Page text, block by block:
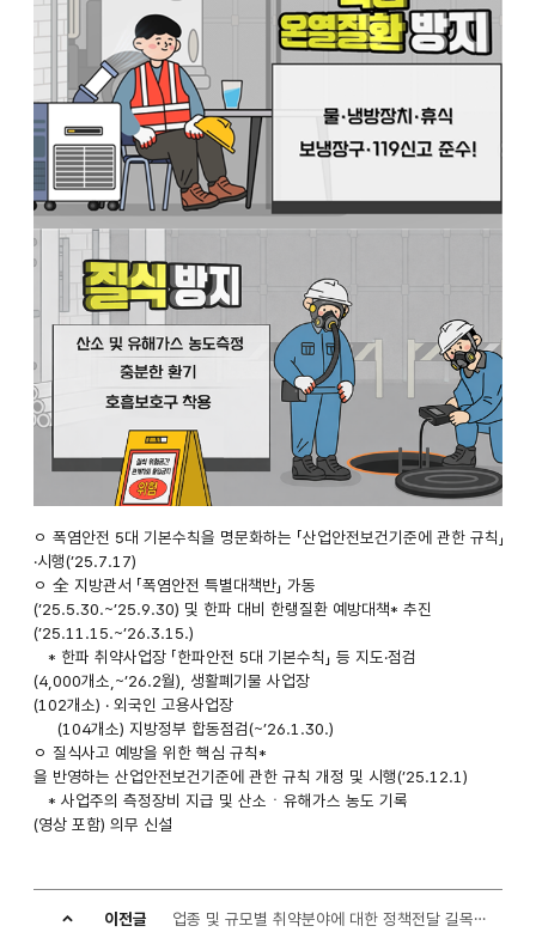
기후변화
(폭염
·
한파)
및
초고위험
질식재해로
노동자
ㅇ 폭염안전 5대 기본수칙을 명문화하는 「산업안전보건기준에 관한 규칙」 개
·시행(’25.7.17)
ㅇ 全 지방관서 「폭염안전 특별대책반」 가동
(’25.5.30.~’25.9.30) 및 한파 대비 한랭질환 예방대책* 추진
(’25.11.15.~’26.3.15.)
* 한파 취약사업장 「한파안전 5대 기본수칙」 등 지도·점검
(4,000개소,~’26.2월), 생활폐기물 사업장
(102개소) · 외국인 고용사업장
(104개소) 지방정부 합동점검(~’26.1.30.)
ㅇ 질식사고 예방을 위한 핵심 규칙*
을 반영하는 산업안전보건기준에 관한 규칙 개정 및 시행(’25.12.1)
* 사업주의 측정장비 지급 및 산소ㆍ유해가스 농도 기록
(영상 포함) 의무 신설
이전글 업종 및 규모별 취약분야에 대한 정책전달 길목 확보전략으로 촘촘한 산재예방 지원